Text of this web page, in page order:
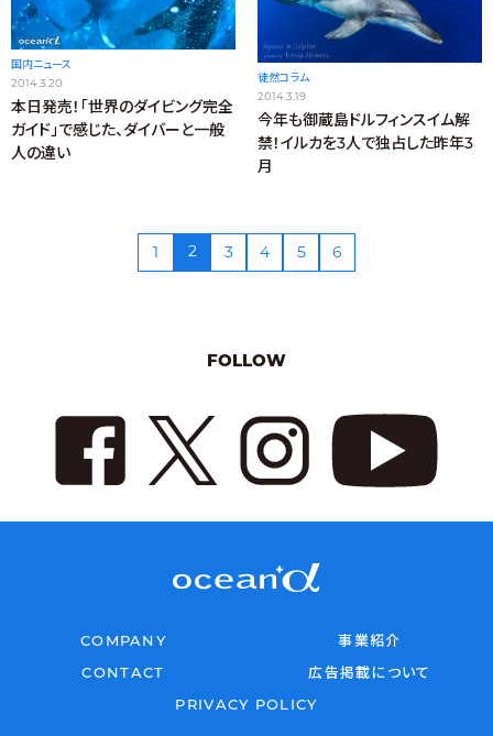
国内ニュース
2014.3.20
本日発売！「世界のダイビング完全
ガイド」で感じた、ダイバーと一般
人の違い
徒然コラム
2014.3.19
今年も御蔵島ドルフィンスイム解
禁！イルカを3人で独占した昨年3
月
1 2 3 4 5 6
FOLLOW
COMPANY
事業紹介
CONTACT
広告掲載について
PRIVACY POLICY